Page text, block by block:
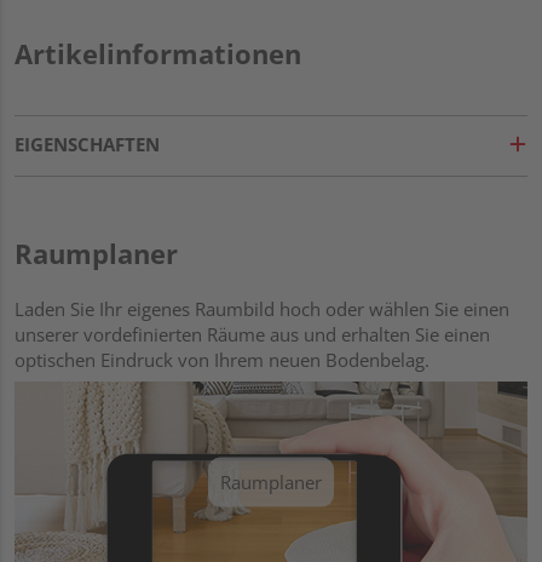
Artikelinformationen
EIGENSCHAFTEN
Raumplaner
Laden Sie Ihr eigenes Raumbild hoch oder wählen Sie einen
unserer vordefinierten Räume aus und erhalten Sie einen
optischen Eindruck von Ihrem neuen Bodenbelag.
Raumplaner